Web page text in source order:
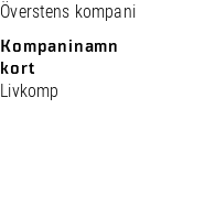
Överstens kompani
Kompaninamn
kort
Livkomp